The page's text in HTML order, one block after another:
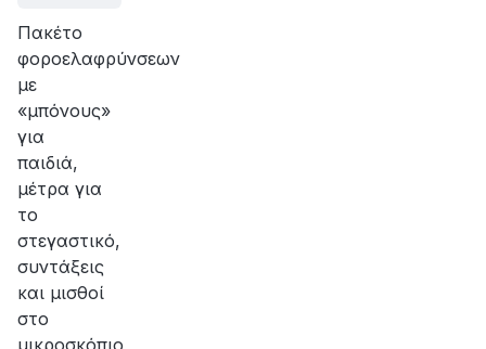
Πακέτο
φοροελαφρύνσεων
με
«μπόνους»
για
παιδιά,
μέτρα για
το
στεγαστικό,
συντάξεις
και μισθοί
στο
μικροσκόπιο